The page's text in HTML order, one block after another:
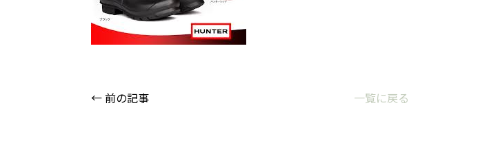
← 前の記事 一覧に戻る